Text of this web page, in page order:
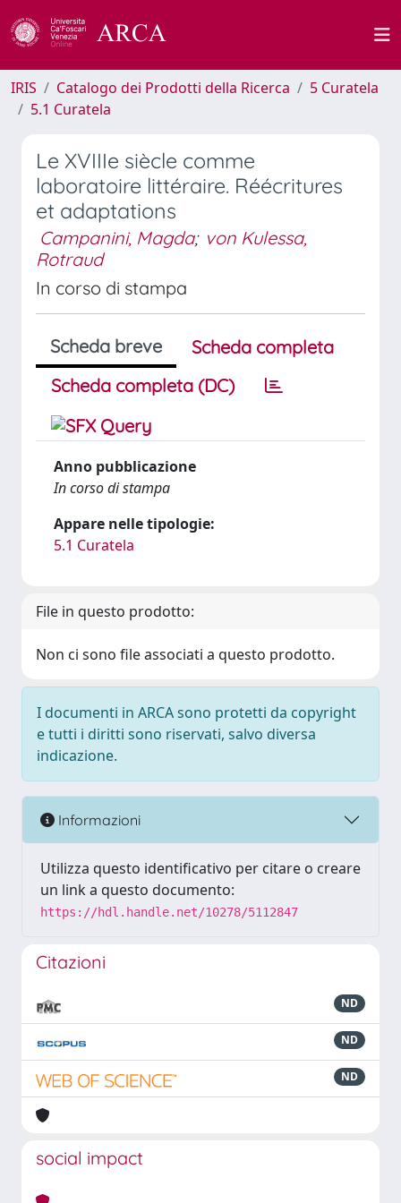
IRIS Catalogo dei Prodotti della Ricerca
5 Curatela
5.1 Curatela
Le XVIIIe siècle comme
laboratoire littéraire. Réécritures
et adaptations
Campanini, Magda; von Kulessa,
Rotraud
In corso di stampa
Scheda breve
Scheda completa
Scheda completa (DC)
Anno pubblicazione
In corso di stampa
Appare nelle tipologie:
5.1 Curatela
File in questo prodotto:
Non ci sono file associati a questo prodotto.
I documenti in ARCA sono protetti da copyright
e tutti i diritti sono riservati, salvo diversa
indicazione.
Informazioni
Utilizza questo identificativo per citare o creare
un link a questo documento:
https://hdl.handle.net/10278/5112847
Citazioni
ND
ND
ND
social impact